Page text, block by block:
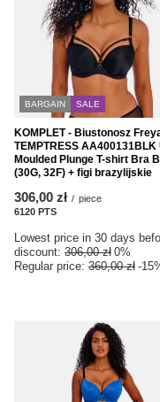
BARGAIN SALE
KOMPLET - Biustonosz
TEMPTRESS AA400131BLK
Moulded Plunge T-shirt Bra
(30G, 32F) + figi brazylijskie
306,00 zł / piece
6120 PTS
Lowest price in 30 days
discount: 306,00 zł 0%
Regular price: 360,00 zł -